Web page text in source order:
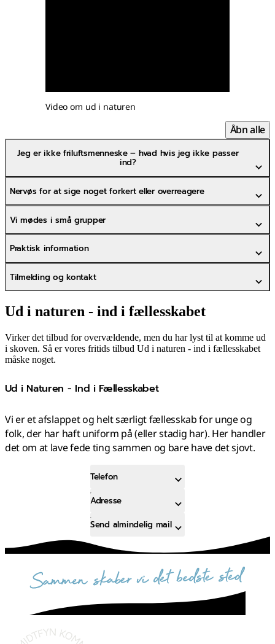
Video om ud i naturen
Åbn alle
Jeg er ikke friluftsmenneske – hvad hvis jeg ikke passer
ind?
Nervøs for at sige noget forkert eller overreagere
Vi mødes i små grupper
Praktisk information
Tilmelding og kontakt
Ud i naturen - ind i fællesskabet
Virker det tilbud for overvældende, men du har lyst til at komme ud
i skoven. Så er vores fritids tilbud Ud i naturen - ind i fællesskabet
måske noget.
Ud i Naturen - Ind i Fællesskabet
Vi er et afslappet og helt særligt fællesskab for unge og
folk, der har haft uniform på (eller stadig har). Her handler
det om at lave fede ting sammen og bare have det sjovt.
Telefon
Adresse
Send almindelig mail
sammen skaber vi det bedste sted